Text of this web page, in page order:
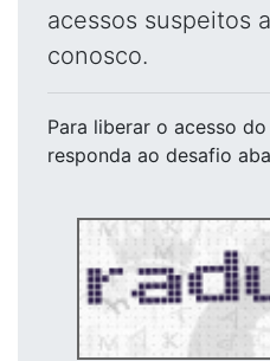
acessos suspeitos
conosco.
Para liberar o acesso do
responda ao desafio